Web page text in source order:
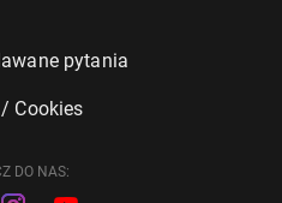
pytania
Cookies
DO NAS: